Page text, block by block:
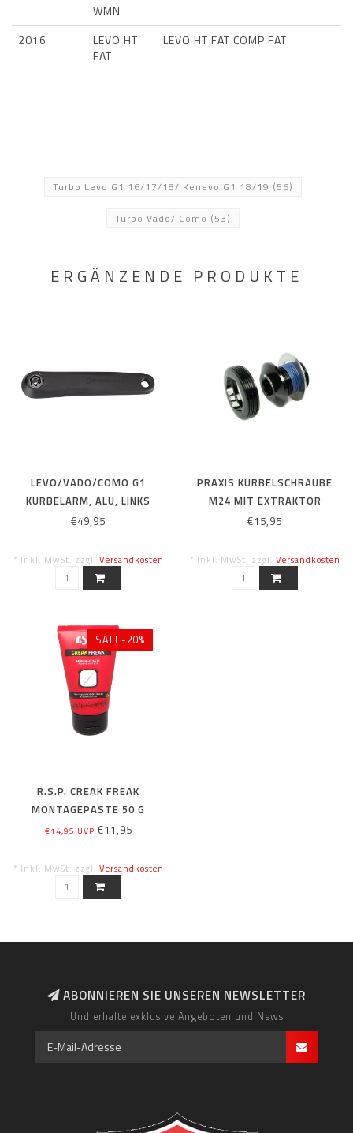
WMN
2016
LEVO HT
FAT
LEVO HT FAT COMP FAT
Turbo Levo G1 16/17/18/ Kenevo G1 18/19 (56)
Turbo Vado/ Como (53)
ERGÄNZENDE PRODUKTE
LEVO/VADO/COMO G1
KURBELARM, ALU, LINKS
170MM, MIT
€49,95
* Inkl. MwSt. zzgl. Versandkosten
PRAXIS KURBELSCHRAUBE
M24 MIT EXTRAKTOR
SCHWARZ
€15,95
* Inkl. MwSt. zzgl. Versandkosten
SALE-20%
R.S.P. CREAK FREAK
MONTAGEPASTE 50 G
€14,95 UVP€11,95
* Inkl. MwSt. zzgl. Versandkosten
ABONNIEREN SIE UNSEREN NEWSLETTER
Und erhalte exklusive Angeboten und News